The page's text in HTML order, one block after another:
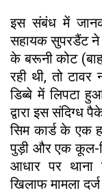
इस संबंध में
सहायक सुपरडैंट ने
के बरूनी कोट
रही थी, तो
डिब्बे में लिपटा
द्वारा इस संदिग्ध
सिम कार्ड के एक
पुड़ी और एक कूल-
आधार पर थाना
खिलाफ मामला